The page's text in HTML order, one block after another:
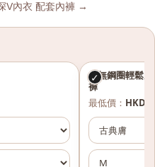
V內衣 配套內褲 →
✓
【無鋼圈輕鬆
褲
最低價： HKD